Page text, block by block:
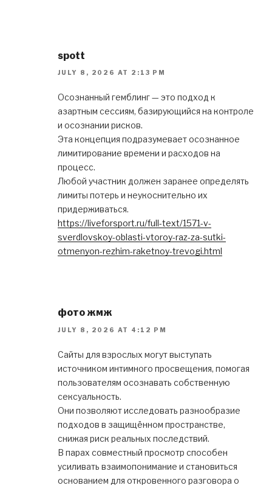
spott
JULY 8, 2026 AT 2:13 PM
Осознанный гемблинг — это подход к
азартным сессиям, базирующийся на контроле
и осознании рисков.
Эта концепция подразумевает осознанное
лимитирование времени и расходов на
процесс.
Любой участник должен заранее определять
лимиты потерь и неукоснительно их
придерживаться.
https://liveforsport.ru/full-text/1571-v-
sverdlovskoy-oblasti-vtoroy-raz-za-sutki-
otmenyon-rezhim-raketnoy-trevogi.html
фото жмж
JULY 8, 2026 AT 4:12 PM
Сайты для взрослых могут выступать
источником интимного просвещения, помогая
пользователям осознавать собственную
сексуальность.
Они позволяют исследовать разнообразие
подходов в защищённом пространстве,
снижая риск реальных последствий.
В парах совместный просмотр способен
усиливать взаимопонимание и становиться
основанием для откровенного разговора о